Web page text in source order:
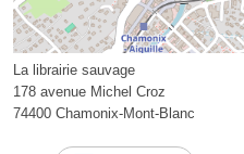
La librairie sauvage
178 avenue Michel Croz
74400 Chamonix-Mont-Blanc